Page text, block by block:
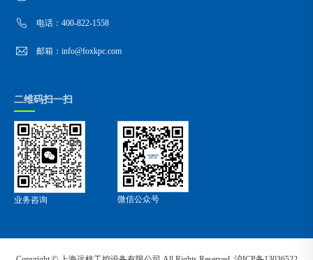
电话：400-822-1558
邮箱：info@foxkpc.com
二维码扫一扫
业务咨询 微信公众号